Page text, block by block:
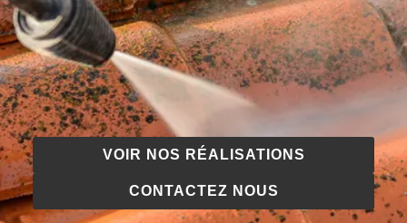
VOIR NOS RÉALISATIONS
CONTACTEZ NOUS